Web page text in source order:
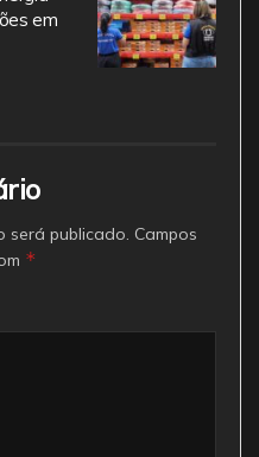
em
será publicado. Campos
*